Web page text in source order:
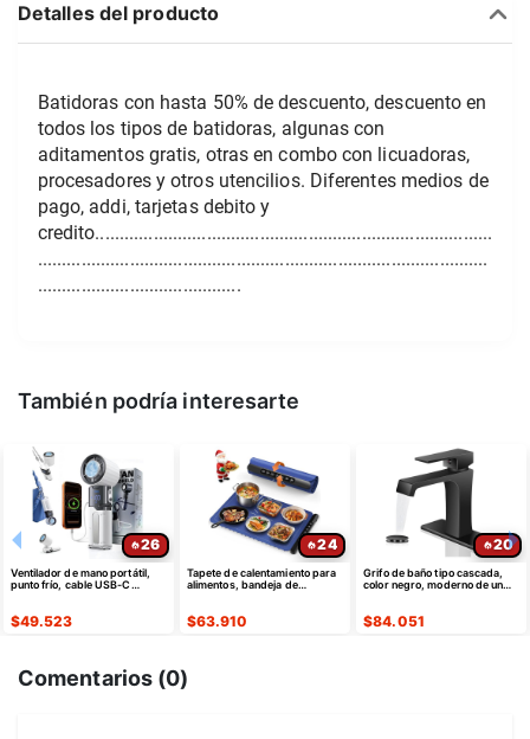
Detalles del producto
Batidoras con hasta 50% de descuento, descuento en
todos los tipos de batidoras, algunas con
aditamentos gratis, otras en combo con licuadoras,
procesadores y otros utencilios. Diferentes medios de
pago, addi, tarjetas debito y
credito..................................................................................
.............................................................................................
..........................................
También podría interesarte
26
Ventilador de mano portátil,
punto frío, cable USB-C
$49.523
24
Tapete de calentamiento para
alimentos, bandeja de
$63.910
20
Grifo de baño tipo cascada,
color negro, moderno de un
$84.051
Comentarios (0)